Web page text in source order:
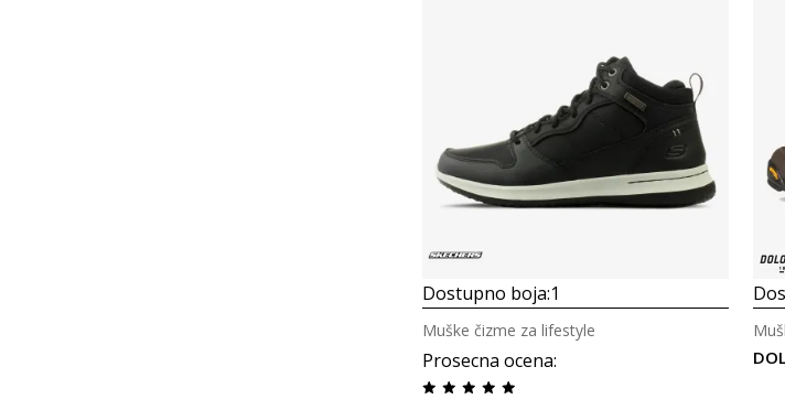
Uporedi
Dostupno boja:1
Prosecna ocena:
Muške čizme za lifestyle